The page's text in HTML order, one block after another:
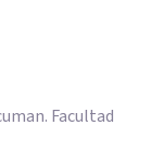
Facultad